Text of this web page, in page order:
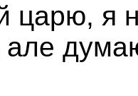
царю, я